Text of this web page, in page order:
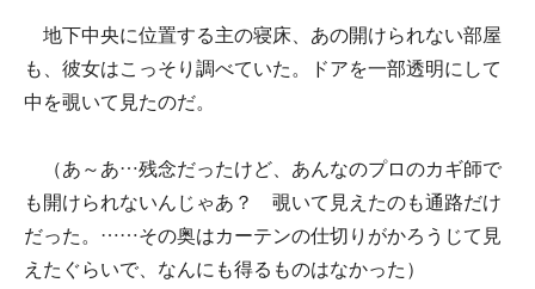
地下中央に位置する主の寝床、あの開けられない部屋
も、彼女はこっそり調べていた。ドアを一部透明にして
中を覗いて見たのだ。
（あ～あ…残念だったけど、あんなのプロのカギ師で
も開けられないんじゃあ？ 覗いて見えたのも通路だけ
だった。……その奥はカーテンの仕切りがかろうじて見
えたぐらいで、なんにも得るものはなかった）